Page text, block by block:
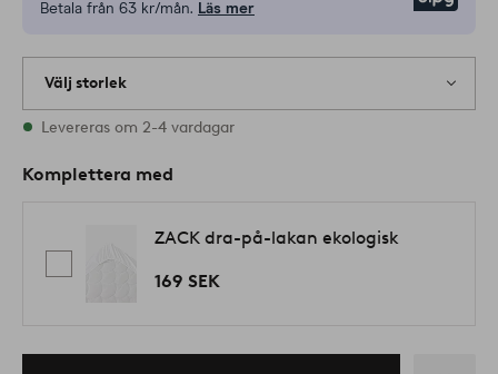
Betala från 63 kr/mån. Läs mer
Välj storlek
Alla storlekar finns i lager
Levereras om 2-4 vardagar
Komplettera med
ZACK dra-på-lakan ekologisk
169 SEK